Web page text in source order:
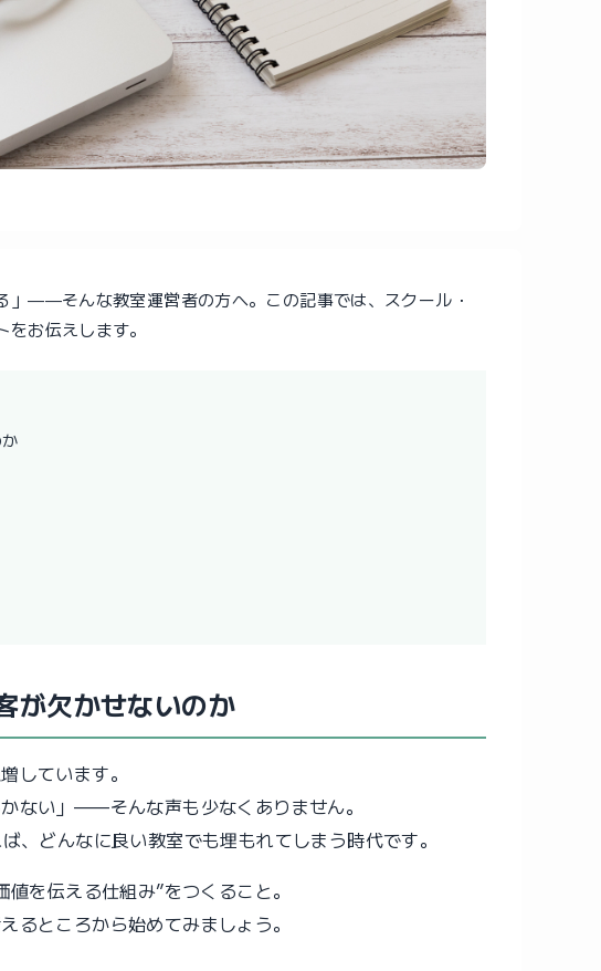
」——そんな教室運営者の方へ。この記事では、スクール・
お伝えします。
が欠かせないのか
しています。
ない」——そんな声も少なくありません。
、どんなに良い教室でも埋もれてしまう時代です。
を伝える仕組み”をつくること。
るところから始めてみましょう。